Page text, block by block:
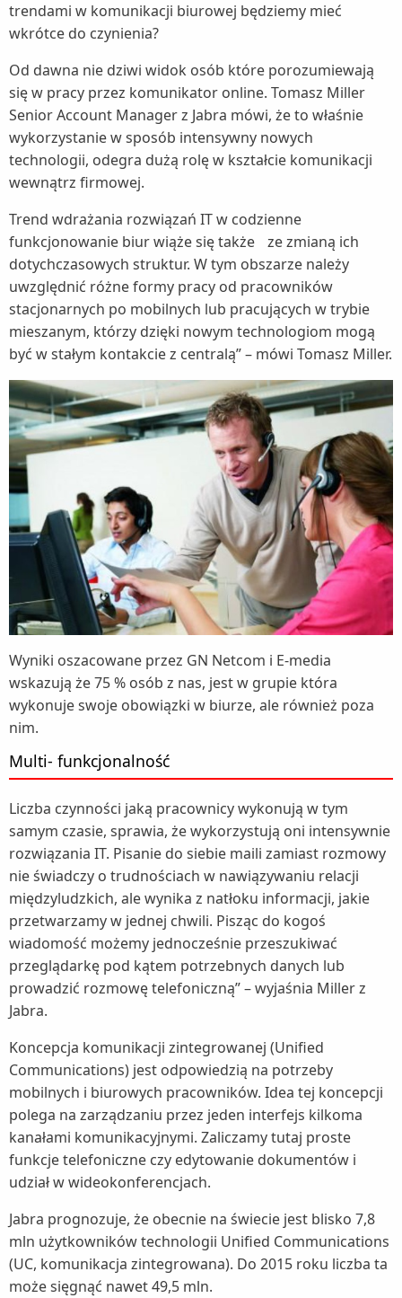
trendami w komunikacji biurowej będziemy mieć
wkrótce do czynienia?
Od dawna nie dziwi widok osób które porozumiewają
się w pracy przez komunikator online. Tomasz Miller
Senior Account Manager z Jabra mówi, że to właśnie
wykorzystanie w sposób intensywny nowych
technologii, odegra dużą rolę w kształcie komunikacji
wewnątrz firmowej.
Trend wdrażania rozwiązań IT w codzienne
funkcjonowanie biur wiąże się także ze zmianą ich
dotychczasowych struktur. W tym obszarze należy
uwzględnić różne formy pracy od pracowników
stacjonarnych po mobilnych lub pracujących w trybie
mieszanym, którzy dzięki nowym technologiom mogą
być w stałym kontakcie z centralą” – mówi Tomasz Miller.
Wyniki oszacowane przez GN Netcom i E-media
wskazują że 75 % osób z nas, jest w grupie która
wykonuje swoje obowiązki w biurze, ale również poza
nim.
Multi- funkcjonalność
Liczba czynności jaką pracownicy wykonują w tym
samym czasie, sprawia, że wykorzystują oni intensywnie
rozwiązania IT. Pisanie do siebie maili zamiast rozmowy
nie świadczy o trudnościach w nawiązywaniu relacji
międzyludzkich, ale wynika z natłoku informacji, jakie
przetwarzamy w jednej chwili. Pisząc do kogoś
wiadomość możemy jednocześnie przeszukiwać
przeglądarkę pod kątem potrzebnych danych lub
prowadzić rozmowę telefoniczną” – wyjaśnia Miller z
Jabra.
Koncepcja komunikacji zintegrowanej (Unified
Communications) jest odpowiedzią na potrzeby
mobilnych i biurowych pracowników. Idea tej koncepcji
polega na zarządzaniu przez jeden interfejs kilkoma
kanałami komunikacyjnymi. Zaliczamy tutaj proste
funkcje telefoniczne czy edytowanie dokumentów i
udział w wideokonferencjach.
Jabra prognozuje, że obecnie na świecie jest blisko 7,8
mln użytkowników technologii Unified Communications
(UC, komunikacja zintegrowana). Do 2015 roku liczba ta
może sięgnąć nawet 49,5 mln.